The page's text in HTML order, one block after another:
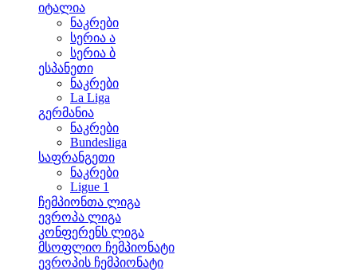
იტალია
ნაკრები
სერია ა
სერია ბ
ესპანეთი
ნაკრები
La Liga
გერმანია
ნაკრები
Bundesliga
საფრანგეთი
ნაკრები
Ligue 1
ჩემპიონთა ლიგა
ევროპა ლიგა
კონფერენს ლიგა
მსოფლიო ჩემპიონატი
ევროპის ჩემპიონატი